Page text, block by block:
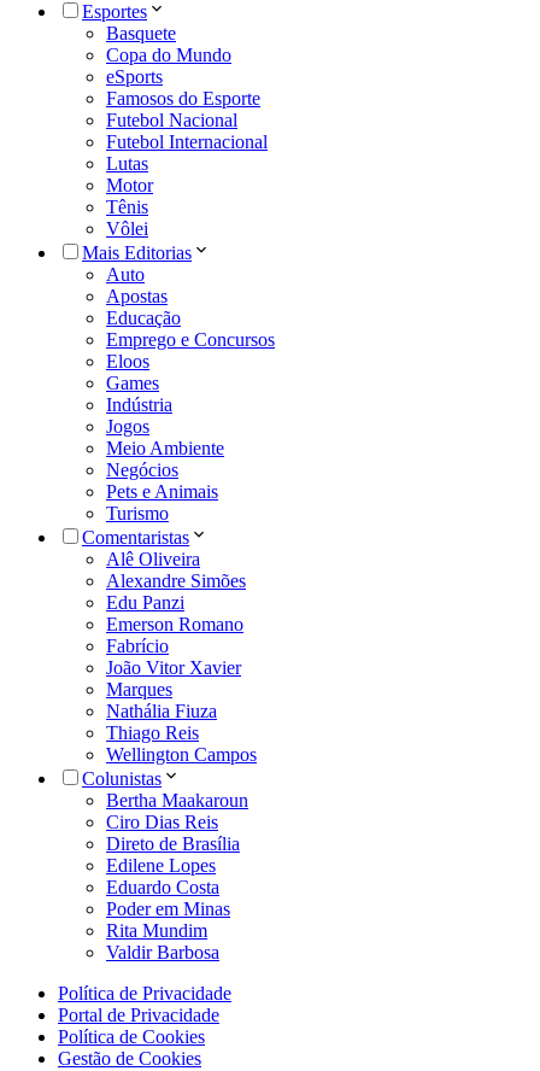
Esportes
Basquete
Copa do Mundo
eSports
Famosos do Esporte
Futebol Nacional
Futebol Internacional
Lutas
Motor
Tênis
Vôlei
Mais Editorias
Auto
Apostas
Educação
Emprego e Concursos
Eloos
Games
Indústria
Jogos
Meio Ambiente
Negócios
Pets e Animais
Turismo
Comentaristas
Alê Oliveira
Alexandre Simões
Edu Panzi
Emerson Romano
Fabrício
João Vitor Xavier
Marques
Nathália Fiuza
Thiago Reis
Wellington Campos
Colunistas
Bertha Maakaroun
Ciro Dias Reis
Direto de Brasília
Edilene Lopes
Eduardo Costa
Poder em Minas
Rita Mundim
Valdir Barbosa
Política de Privacidade
Portal de Privacidade
Política de Cookies
Gestão de Cookies